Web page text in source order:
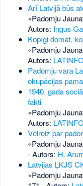
Arī Latvijā būs
«Padomju
Autors: Ingus
Kopīgi domāt,
«Padomju
Autors:
Padomju vara
okupācijas
1940. gada
fakti
«Padomju
Autors:
Vēlreiz par
«Padomju
- Autors: H.
Latvijas ĻKJS
«Padomju